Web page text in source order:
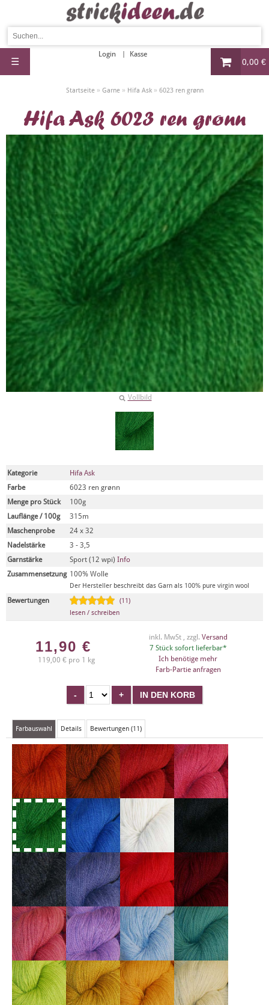
0,00 €
Login Kasse
☰
Startseite» Garne» Hifa Ask» 6023 ren grønn
Hifa Ask 6023 ren grønn
Vollbild
Kategorie
Hifa Ask
Farbe
6023 ren grønn
Menge pro Stück
100g
Lauflänge / 100g
315m
Maschenprobe
24 x 32
Nadelstärke
3 - 3,5
Garnstärke
Sport (12 wpi) Info
Zusammensetzung 100% Wolle
Der Hersteller beschreibt das Garn als 100% pure virgin wool
Bewertungen
(11)
lesen / schreiben
11,90 €
119,00 € pro 1 kg
inkl. MwSt , zzgl. Versand
7 Stück sofort lieferbar*
Ich benötige mehr
Farb-Partie anfragen
Farbauswahl Details Bewertungen (11)